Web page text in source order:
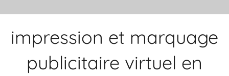
impression et marquage
publicitaire virtuel en